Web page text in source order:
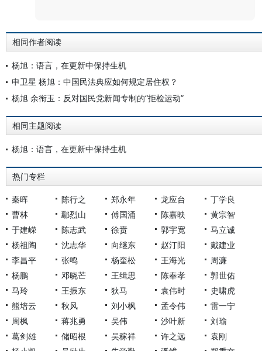
相同作者阅读
杨旭：语言，在更新中保持生机
申卫星 杨旭：中国民法典应如何规定居住权？
杨旭 余衔玉：反对国民党新闻专制的“拒检运动”
相同主题阅读
杨旭：语言，在更新中保持生机
热门专栏
秦晖 陈行之 郑永年 龙应台
丁学良
曹林
鄢烈山 傅国涌 陈嘉映
黄宗智
于建嵘
陈志武 徐贲 郭宇宽
马立诚
杨祖陶
沈志华 向继东 赵汀阳
戴建业
李昌平
张鸣 杨奎松 王海光
周濂
杨鹏
邓晓芒 王缉思 陈奉孝
郭世佑
马玲
王振东 狄马 袁伟时
史啸虎
熊培云
秋风 刘小枫 孟令伟
雷一宁
周枫
蒋兆勇 吴伟 沙叶新
刘瑜
葛剑雄
储昭根 吴稼祥 许之远
袁刚